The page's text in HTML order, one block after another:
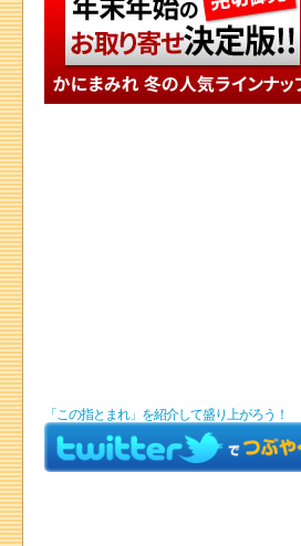
「この指とまれ」を紹介して盛り上がろう！